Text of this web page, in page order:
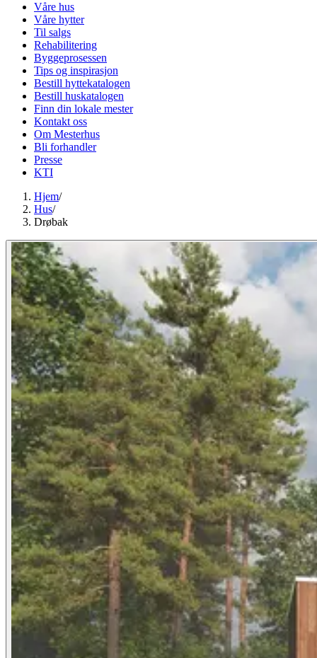
Våre hus
Våre hytter
Til salgs
Rehabilitering
Byggeprosessen
Tips og inspirasjon
Bestill hyttekatalogen
Bestill huskatalogen
Finn din lokale mester
Kontakt oss
Om Mesterhus
Bli forhandler
Presse
KTI
Hjem/
Hus/
Drøbak